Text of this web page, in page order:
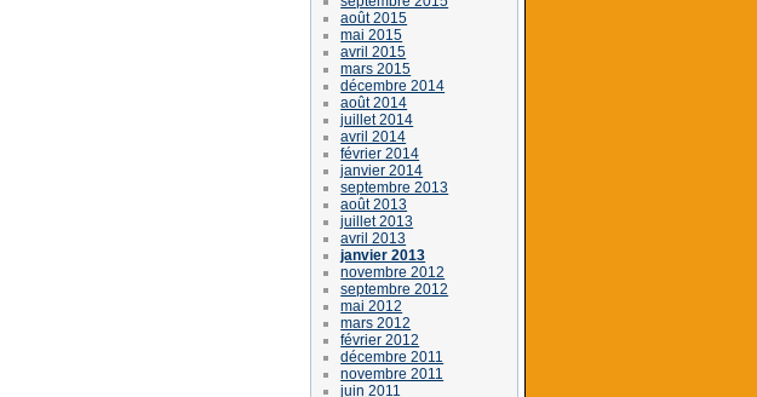
août 2015
mai 2015
avril 2015
mars 2015
décembre 2014
août 2014
juillet 2014
avril 2014
février 2014
janvier 2014
septembre 2013
août 2013
juillet 2013
avril 2013
janvier 2013
novembre 2012
septembre 2012
mai 2012
mars 2012
février 2012
décembre 2011
novembre 2011
juin 2011